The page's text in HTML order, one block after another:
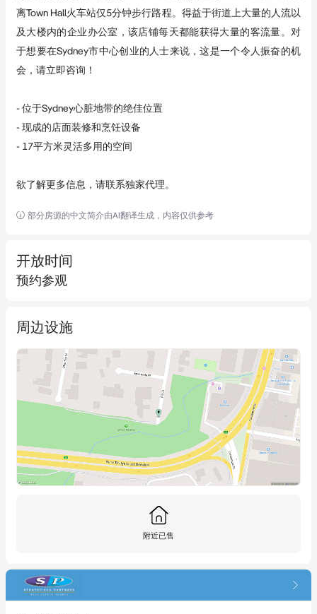
离Town Hall火车站仅5分钟步行路程。得益于街道上大量的人流以
及大楼内的企业办公室，该店铺每天都能获得大量的客流量。对
于想要在Sydney市中心创业的人士来说，这是一个令人振奋的机
会，请立即咨询！
- 位于Sydney心脏地带的绝佳位置
- 现成的店面装修和烹饪设备
- 17平方米灵活多用的空间
欲了解更多信息，请联系独家代理。
部分房源的中文简介由AI翻译生成，内容仅供参考
开放时间
预约参观
周边设施
附近已售